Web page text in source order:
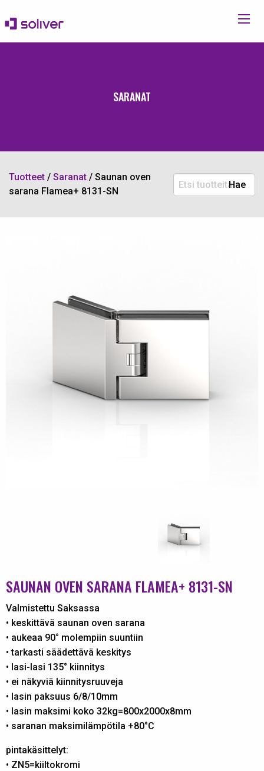
SARANAT
Tuotteet / Saranat / Saunan oven
sarana Flamea+ 8131-SN
Etsi
tuotteita:
Hae
SAUNAN OVEN SARANA FLAMEA+ 8131-SN
Valmistettu Saksassa
• keskittävä saunan oven sarana
• aukeaa 90° molempiin suuntiin
• tarkasti säädettävä keskitys
• lasi-lasi 135° kiinnitys
• ei näkyviä kiinnitysruuveja
• lasin paksuus 6/8/10mm
• lasin maksimi koko 32kg=800x2000x8mm
• saranan maksimilämpötila +80°C
pintakäsittelyt:
• ZN5=kiiltokromi